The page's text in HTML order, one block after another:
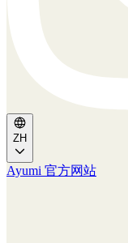
ZH
Ayumi 官方网站